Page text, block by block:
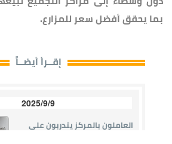
بما يحقق أفضل سعر للمزارع.